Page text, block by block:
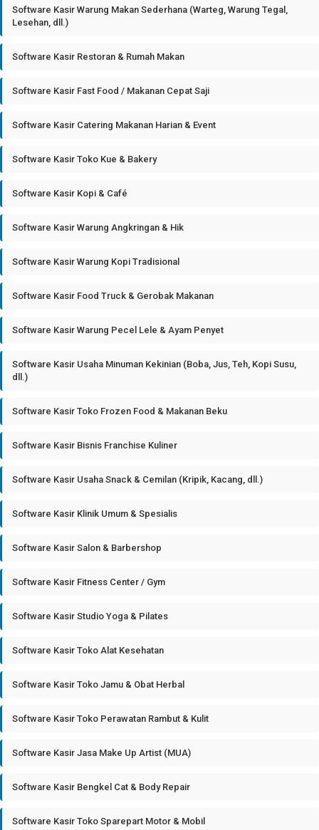
Software Kasir Warung Makan Sederhana (Warteg, Warung Tegal,
Lesehan, dll.)
Software Kasir Restoran & Rumah Makan
Software Kasir Fast Food / Makanan Cepat Saji
Software Kasir Catering Makanan Harian & Event
Software Kasir Toko Kue & Bakery
Software Kasir Kopi & Café
Software Kasir Warung Angkringan & Hik
Software Kasir Warung Kopi Tradisional
Software Kasir Food Truck & Gerobak Makanan
Software Kasir Warung Pecel Lele & Ayam Penyet
Software Kasir Usaha Minuman Kekinian (Boba, Jus, Teh, Kopi Susu,
dll.)
Software Kasir Toko Frozen Food & Makanan Beku
Software Kasir Bisnis Franchise Kuliner
Software Kasir Usaha Snack & Cemilan (Kripik, Kacang, dll.)
Software Kasir Klinik Umum & Spesialis
Software Kasir Salon & Barbershop
Software Kasir Fitness Center / Gym
Software Kasir Studio Yoga & Pilates
Software Kasir Toko Alat Kesehatan
Software Kasir Toko Jamu & Obat Herbal
Software Kasir Toko Perawatan Rambut & Kulit
Software Kasir Jasa Make Up Artist (MUA)
Software Kasir Bengkel Cat & Body Repair
Software Kasir Toko Sparepart Motor & Mobil